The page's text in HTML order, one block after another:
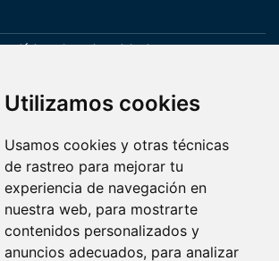
Utilizamos cookies
Usamos cookies y otras técnicas
de rastreo para mejorar tu
experiencia de navegación en
nuestra web, para mostrarte
contenidos personalizados y
anuncios adecuados, para analizar
política de privacidade
de cookies